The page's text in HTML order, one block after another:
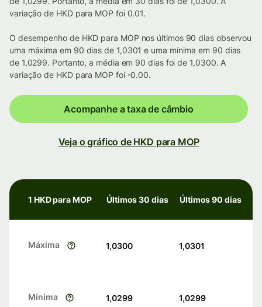
variação de HKD para MOP foi 0.01.
O desempenho de HKD para MOP nos últimos 90 dias observou
uma máxima em 90 dias de 1,0301 e uma mínima em 90 dias
de 1,0299. Portanto, a média em 90 dias foi de 1,0300. A
variação de HKD para MOP foi -0.00.
Acompanhe a taxa de câmbio
Veja o gráfico de HKD para MOP
1 HKD para MOP Últimos 30 dias Últimos 90 dias
Máxima 1,0300 1,0301
Mínima 1,0299 1,0299